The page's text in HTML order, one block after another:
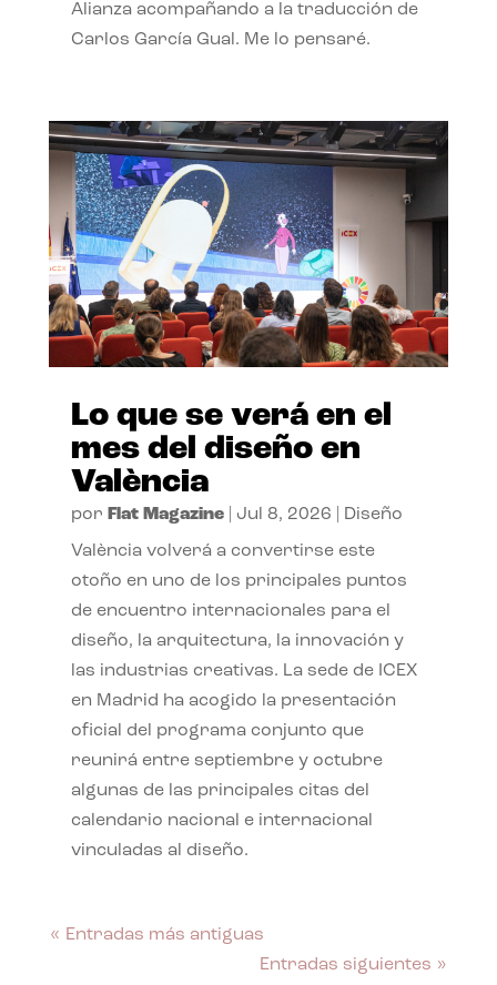
Alianza acompañando a la traducción de
Carlos García Gual. Me lo pensaré.
Lo que se verá en el
mes del diseño en
València
por Flat Magazine| Jul 8, 2026 Diseño
València volverá a convertirse este
otoño en uno de los principales puntos
de encuentro internacionales para el
diseño, la arquitectura, la innovación y
las industrias creativas. La sede de ICEX
en Madrid ha acogido la presentación
oficial del programa conjunto que
reunirá entre septiembre y octubre
algunas de las principales citas del
calendario nacional e internacional
vinculadas al diseño.
« Entradas más antiguas
Entradas siguientes »